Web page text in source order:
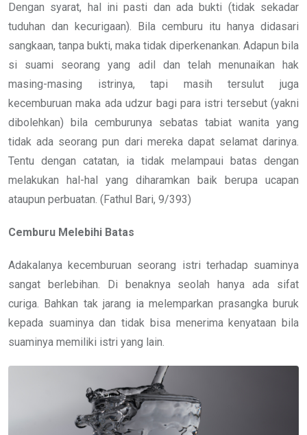
Dengan syarat, hal ini pasti dan ada bukti (tidak sekadar
tuduhan dan kecurigaan). Bila cemburu itu hanya didasari
sangkaan, tanpa bukti, maka tidak diperkenankan. Adapun bila
si suami seorang yang adil dan telah menunaikan hak
masing-masing istrinya, tapi masih tersulut juga
kecemburuan maka ada udzur bagi para istri tersebut (yakni
dibolehkan) bila cemburunya sebatas tabiat wanita yang
tidak ada seorang pun dari mereka dapat selamat darinya.
Tentu dengan catatan, ia tidak melampaui batas dengan
melakukan hal-hal yang diharamkan baik berupa ucapan
ataupun perbuatan. (Fathul Bari, 9/393)
Cemburu Melebihi Batas
Adakalanya kecemburuan seorang istri terhadap suaminya
sangat berlebihan. Di benaknya seolah hanya ada sifat
curiga. Bahkan tak jarang ia melemparkan prasangka buruk
kepada suaminya dan tidak bisa menerima kenyataan bila
suaminya memiliki istri yang lain.